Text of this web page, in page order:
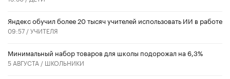
​Яндекс обучил более 20 тысяч учителей использовать ИИ в работе
09:57 /УЧИТЕЛЯ
Минимальный набор товаров для школы подорожал на 6,3%
5 АВГУСТА / ШКОЛЬНИКИ